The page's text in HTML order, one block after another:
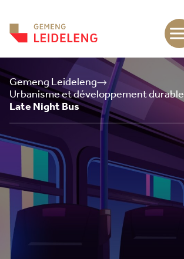
Gemeng Leideleng
Urbanisme et développement durable
Late Night Bus